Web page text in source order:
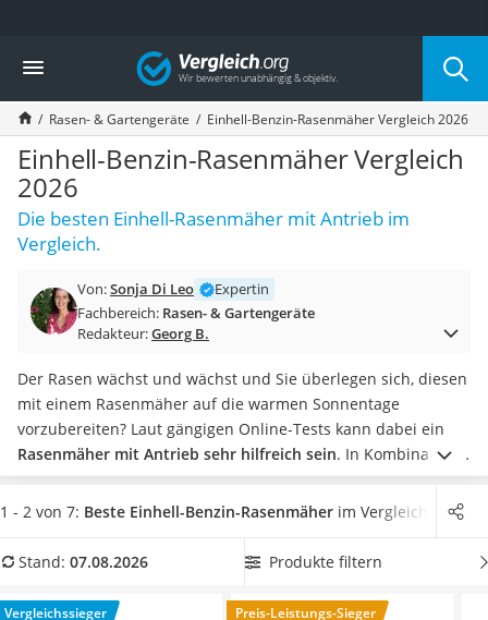
Die beliebtesten Vergleiche nach Kategorie
Baumarkt
Tresor feuerfest
Makita-Akku-Rasenmäher
Kappsäge
Smartes Türschloss
Akku-Rasentrimmer
Feuchtigkeitsmessgerät
Split-Klimaanlage 2 Innengeräte
Bohrmaschine
Tiefbrunnenpumpe
Hochdruckreiniger
Doppelschleifer
Überwachungskamera
Benzinrasenmäher mit Elektrostart
Akku-Laubsauger
Multimeter
Gasdurchlauferhitzer
Service
Vergleich
Rasen- & Gartengeräte Einhell-Benzin-Rasenmäher Vergleich 2026
Einhell-Benzin-Rasenmäher Vergleich
2026
Die besten Einhell-Rasenmäher mit Antrieb im
Vergleich.
Von:Sonja Di Leo
Expertin
Fachbereich: Rasen- & Gartengeräte
Redakteur:Georg B.
Der Rasen wächst und wächst und Sie überlegen sich, diesen
mit einem Rasenmäher auf die warmen Sonnentage
vorzubereiten? Laut gängigen Online-Tests kann dabei ein
Rasenmäher mit Antrieb sehr hilfreich sein. In Kombination
mit etwasRasendüngersieht Ihre Rasenfläche schon in
kurzer Zeit wie neu aus! Wählen Sie jetzt einen Einhell-
wenig Aufwand Ihre große Rasenfläche zu mähen. Überzeugt
GC-PM 56/2 S HW
mit seinen Eigenschaften.
1 - 2 von 7: Beste Einhell-Benzin-Rasenmäher im Vergleich
Stand: 07.08.2026 Produkte filtern
Vergleichssieger Preis-Leistungs-Sieger